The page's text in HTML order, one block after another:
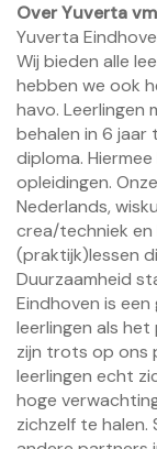
Over Yuverta
Yuverta
Wij bieden alle
hebben we ook
havo. Leerlingen
behalen in 6
diploma.
opleidingen.
Nederlands,
crea/techniek en
(praktijk)lessen
Duurzaamheid
Eindhoven is
leerlingen als het
zijn trots op ons
leerlingen echt
hoge
zichzelf te halen.